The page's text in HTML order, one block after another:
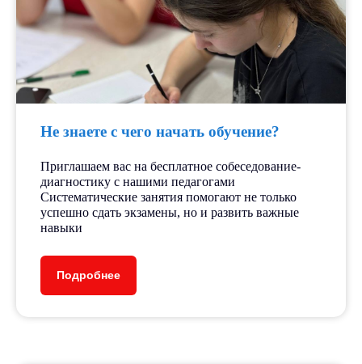
Не знаете с чего начать обучение?
Приглашаем вас на бесплатное собеседование-
диагностику с нашими педагогами
Систематические занятия помогают не только
успешно сдать экзамены, но и развить важные
навыки
Подробнее